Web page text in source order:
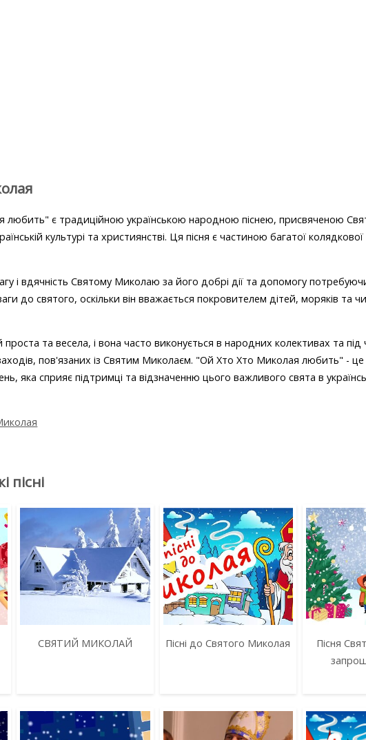
любить" є традиційною українською народною піснею, присвяченою
культурі та християнстві. Ця пісня є частиною багатої колядкової
і вдячність Святому Миколаю за його добрі дії та допомогу
до святого, оскільки він вважається покровителем дітей, моряків та
проста та весела, і вона часто виконується в народних колективах та під
пов'язаних із Святим Миколаєм. "Ой Хто Хто Миколая любить" -
яка сприяє підтримці та відзначенню цього важливого свята в
пісні
СВЯТИЙ МИКОЛАЙ Пісні до Святого Миколая
Пісня